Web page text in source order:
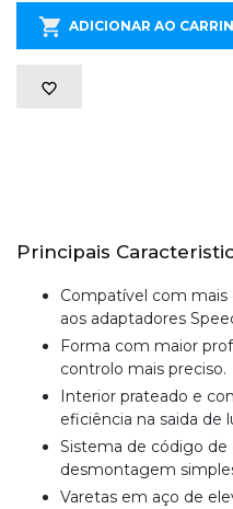
ADICIONAR AO
Principais
Compatível com mais
aos adaptadores
Forma com maior
controlo mais preciso.
Interior prateado e
eficiência na saida de
Sistema de código
desmontagem
Varetas em aço de